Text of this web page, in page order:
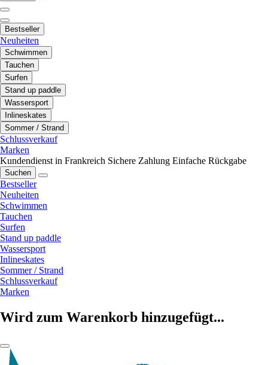
Bestseller
Neuheiten
Schwimmen
Tauchen
Surfen
Stand up paddle
Wassersport
Inlineskates
Sommer / Strand
Schlussverkauf
Marken
Kundendienst in Frankreich Sichere Zahlung Einfache Rückgabe
Suchen
Bestseller
Neuheiten
Schwimmen
Tauchen
Surfen
Stand up paddle
Wassersport
Inlineskates
Sommer / Strand
Schlussverkauf
Marken
Wird zum Warenkorb hinzugefügt...